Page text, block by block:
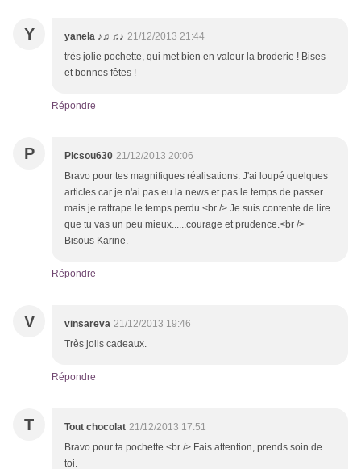
Y yanela ♪♫ ♫♪ 21/12/2013 21:44
très jolie pochette, qui met bien en valeur la broderie ! Bises
et bonnes fêtes !
Répondre
P Picsou630 21/12/2013 20:06
Bravo pour tes magnifiques réalisations. J'ai loupé quelques
articles car je n'ai pas eu la news et pas le temps de passer
mais je rattrape le temps perdu.<br /> Je suis contente de lire
que tu vas un peu mieux......courage et prudence.<br />
Bisous Karine.
Répondre
V vinsareva 21/12/2013 19:46
Très jolis cadeaux.
Répondre
T Tout chocolat 21/12/2013 17:51
Bravo pour ta pochette.<br /> Fais attention, prends soin de
toi.